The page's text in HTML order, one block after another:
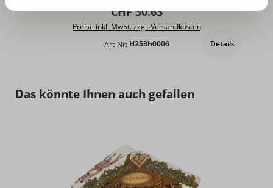
Regulärer Preis:
CHF 30.63
Preise inkl. MwSt. zzgl. Versandkosten
Art-Nr: H253h0006 Details
Produktgalerie überspringen
Das könnte Ihnen auch gefallen